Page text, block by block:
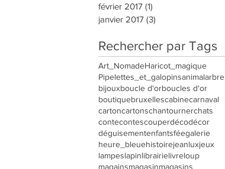
février 2017 (1)
janvier 2017 (3)
Rechercher par Tags
Art_NomadeHaricot_magique
Pipelettes_et_galopinsanimalarbre
bijouxboucle d'orboucles d'or
boutiquebruxellescabinecarnaval
cartoncartonschantournerchats
contecontescouperdécodécor
déguisementenfantsféegalerie
heure_bleuehistoirejeanluxjeux
lampeslapinlibrairielivreloup
magainsmagasinmagasins